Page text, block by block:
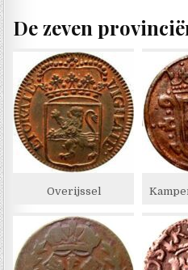
De zeven
Overijssel